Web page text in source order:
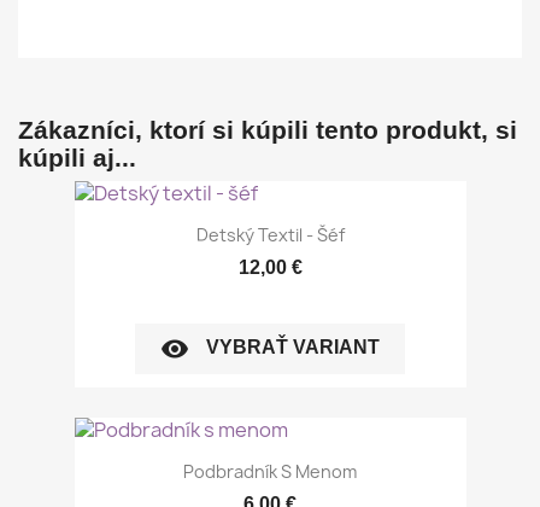
Zákazníci, ktorí si kúpili tento produkt, si
kúpili aj...
Detský Textil - Šéf
12,00 €
visibility VYBRAŤ VARIANT
Podbradník S Menom